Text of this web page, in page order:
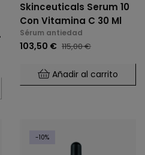
Skinceuticals Serum 10
Con Vitamina C 30 Ml
Sérum antiedad
103,50 € 115,00 €
Añadir al carrito
-10%